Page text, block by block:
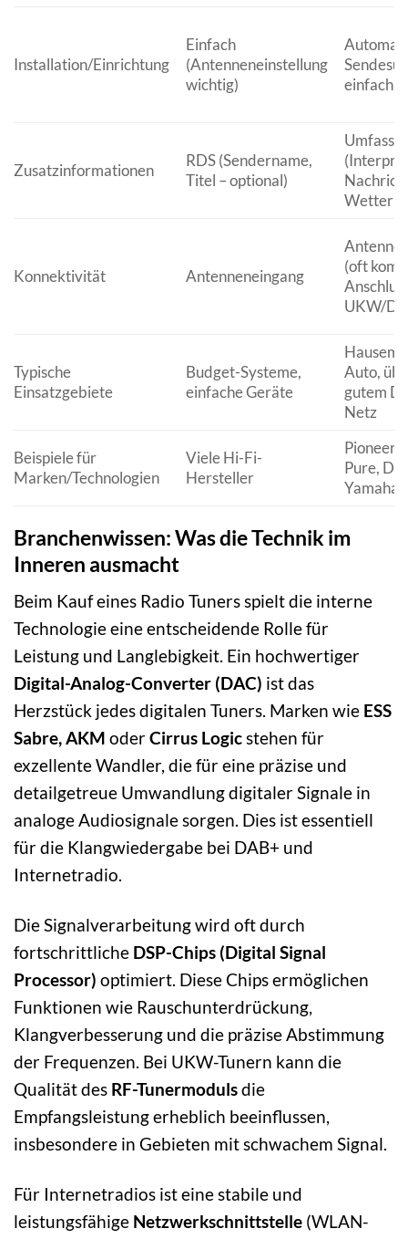
Installation/Einrichtung
Einfach
(Antenneneinstellung
wichtig)
einfach
Zusatzinformationen
RDS (Sendername,
Titel – optional)
Wetter
Konnektivität Antenneneingang
(oft
UKW/
Typische
Einsatzgebiete
Budget-Systeme,
einfache Geräte
Auto,
gutem
Netz
Beispiele für
Marken/Technologien
Viele Hi-Fi-
Hersteller
Pioneer,
Pure,
Yamaha
Branchenwissen: Was die Technik im
Inneren ausmacht
Beim Kauf eines Radio Tuners spielt die interne
Technologie eine entscheidende Rolle für
Leistung und Langlebigkeit. Ein hochwertiger
Digital-Analog-Converter (DAC) ist das
Herzstück jedes digitalen Tuners. Marken wie ESS
Sabre, AKM oderCirrus Logicstehen für
exzellente Wandler, die für eine präzise und
detailgetreue Umwandlung digitaler Signale in
analoge Audiosignale sorgen. Dies ist essentiell
für die Klangwiedergabe bei DAB+ und
Internetradio.
Die Signalverarbeitung wird oft durch
fortschrittliche DSP-Chips (Digital Signal
Processor) optimiert. Diese Chips ermöglichen
Funktionen wie Rauschunterdrückung,
Klangverbesserung und die präzise Abstimmung
der Frequenzen. Bei UKW-Tunern kann die
Qualität des RF-Tunermodulsdie
Empfangsleistung erheblich beeinflussen,
insbesondere in Gebieten mit schwachem Signal.
Für Internetradios ist eine stabile und
leistungsfähige Netzwerkschnittstelle (WLAN-